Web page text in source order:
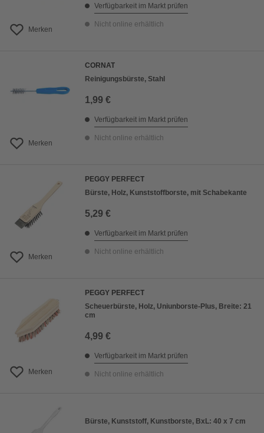
Merken
Verfügbarkeit im Markt prüfen
Nicht online erhältlich
Merken
CORNAT
Reinigungsbürste, Stahl
1,99 €
Verfügbarkeit im Markt prüfen
Nicht online erhältlich
Merken
PEGGY PERFECT
Bürste, Holz, Kunststoffborste, mit Schabekante
5,29 €
Verfügbarkeit im Markt prüfen
Nicht online erhältlich
Merken
PEGGY PERFECT
Scheuerbürste, Holz, Uniunborste-Plus, Breite: 21
cm
4,99 €
Verfügbarkeit im Markt prüfen
Nicht online erhältlich
Bürste, Kunststoff, Kunstborste, BxL: 40 x 7 cm